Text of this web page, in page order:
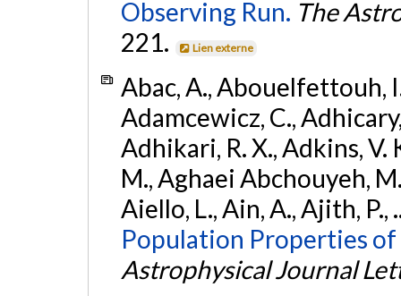
Observing Run. The
221.
Lien externe
Abac, A., Abouelfettouh,
Adamcewicz, C.,
Adhikari, R. X., Adkins, V.
M., Aghaei Abchouyeh,
Aiello, L., Ain, A., Ajith,
Population Properties
Astrophysical Journal